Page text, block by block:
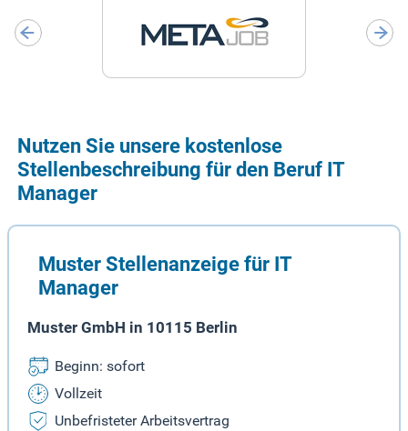
Nutzen Sie unsere kostenlose
Stellenbeschreibung für den Beruf IT
Manager
Muster Stellenanzeige für IT
Manager
Muster GmbH in 10115 Berlin
Beginn: sofort
Vollzeit
Unbefristeter Arbeitsvertrag